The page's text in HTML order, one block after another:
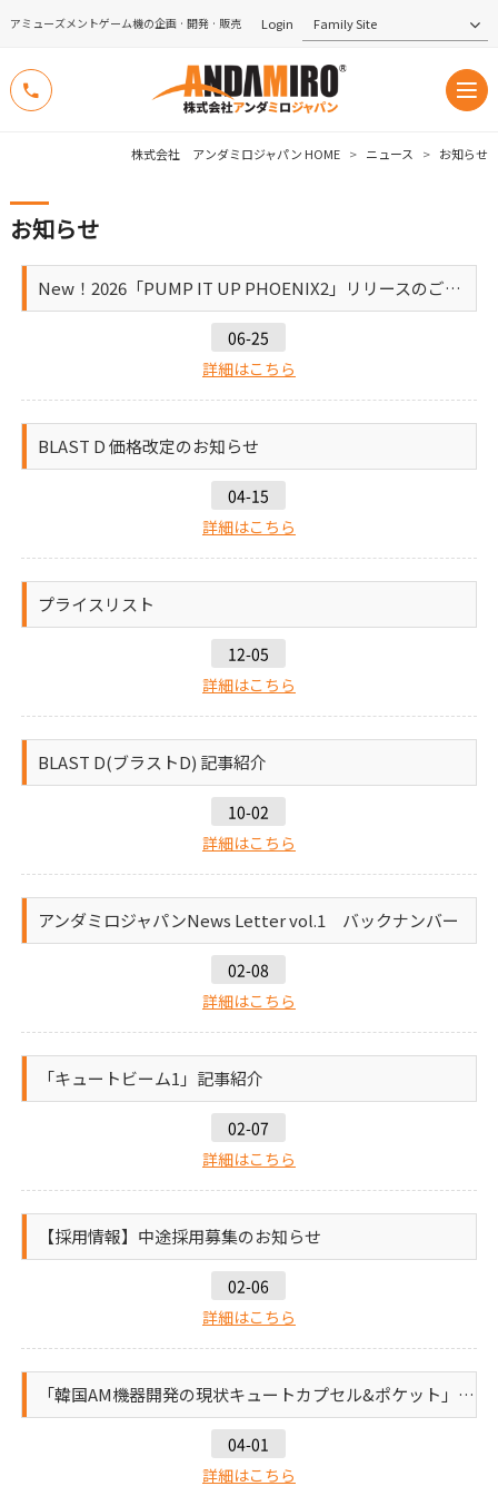
アミューズメントゲーム機の企画 · 開発 · 販売 Login
株式会社 アンダミロジャパン HOME > ニュース > お知らせ
お知らせ
New！2026「PUMP IT UP PHOENIX2」リリースのご案内
06-25
詳細はこちら
BLAST D 価格改定のお知らせ
04-15
詳細はこちら
プライスリスト
12-05
詳細はこちら
BLAST D(ブラストD) 記事紹介
10-02
詳細はこちら
アンダミロジャパンNews Letter vol.1 バックナンバー
02-08
詳細はこちら
「キュートビーム1」記事紹介
02-07
詳細はこちら
【採用情報】中途採用募集のお知らせ
02-06
詳細はこちら
「韓国AM機器開発の現状キュートカプセル&ポケット」記事紹介
04-01
詳細はこちら